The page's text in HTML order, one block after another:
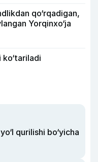
qo‘rqadigan,
Yorqinxo‘ja
qurilishi bo‘yicha